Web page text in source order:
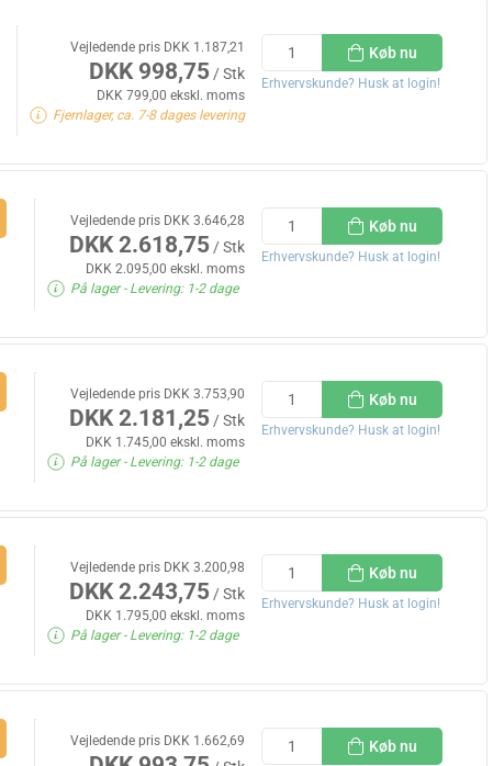
Vejledende pris DKK 1.187,21
DKK 998,75 / Stk
DKK 799,00 ekskl. moms
Fjernlager, ca. 7-8 dages levering
Køb nu
Erhvervskunde? Husk at login!
Vejledende pris DKK 3.646,28
DKK 2.618,75 / Stk
DKK 2.095,00 ekskl. moms
På lager- Levering: 1-2 dage
Køb nu
Erhvervskunde? Husk at login!
Vejledende pris DKK 3.753,90
DKK 2.181,25 / Stk
DKK 1.745,00 ekskl. moms
På lager- Levering: 1-2 dage
Køb nu
Erhvervskunde? Husk at login!
Vejledende pris DKK 3.200,98
DKK 2.243,75 / Stk
DKK 1.795,00 ekskl. moms
På lager- Levering: 1-2 dage
Køb nu
Erhvervskunde? Husk at login!
Vejledende pris DKK 1.662,69 Køb nu